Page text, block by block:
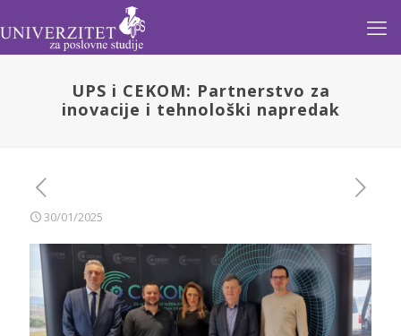
UPS i CEKOM: Partnerstvo za
inovacije i tehnološki napredak
30/01/2025